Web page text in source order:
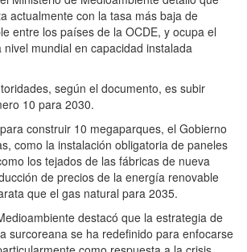
actualmente con la tasa más baja de
entre los países de la OCDE, y ocupa el
mundial en capacidad instalada
según el documento, es subir
10 para 2030.
construir 10 megaparques, el Gobierno
como la instalación obligatoria de paneles
los tejados de las fábricas de nueva
de precios de la energía renovable
que el gas natural para 2035.
destacó que la estrategia de
surcoreana se ha redefinido para enfocarse